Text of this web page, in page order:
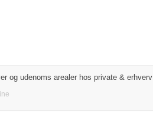
og udenoms arealer hos private & erhverv